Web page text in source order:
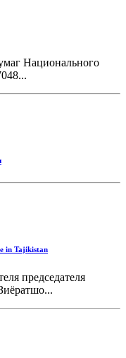
Национального
in Tajikistan
председателя